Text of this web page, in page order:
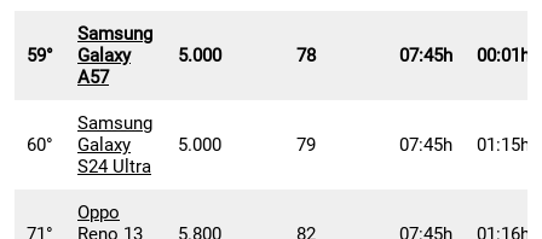
59°
Samsung
Galaxy
A57
5.000 78 07:45h 00:01h
60°
Samsung
Galaxy
S24 Ultra
5.000 79 07:45h 01:15h
71°
Oppo
Reno 13
5.800 82 07:45h 01:16h